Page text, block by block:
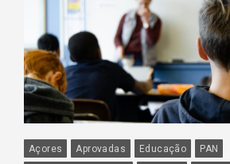
Açores Aprovadas Educação
PAN